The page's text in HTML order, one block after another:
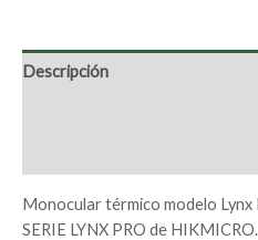
Descripción
Monocular térmico modelo
SERIE LYNX PRO de HIKMICRO.